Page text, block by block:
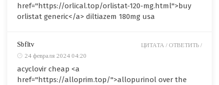
href="https://orlical.top/orlistat-120-mg.html">buy
orlistat generic</a> diltiazem 180mg usa
Sbfltv
24 февраля 2024 04:20
acyclovir cheap <a
href="https://alloprim.top/">allopurinol over the
ЦИТАТА / ОТВЕТИТЬ /